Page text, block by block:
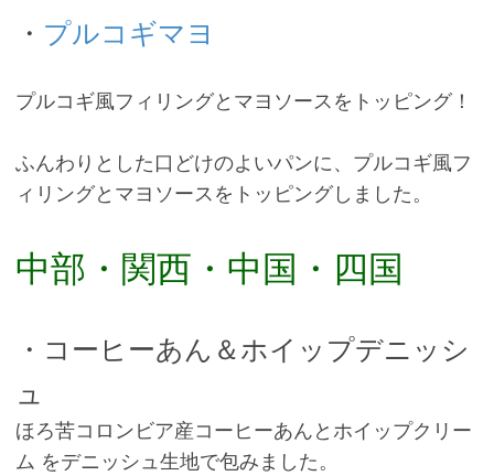
・ プルコギマヨ
プルコギ風フィリングとマヨソースをトッピング！
ふんわりとした口どけのよいパンに、プルコギ風フ
ィリングとマヨソースをトッピングしました。
中部・関西・中国・四国
・コーヒーあん＆ホイップデニッシ
ュ
ほろ苦コロンビア産コーヒーあんとホイップクリー
ム をデニッシュ生地で包みました。